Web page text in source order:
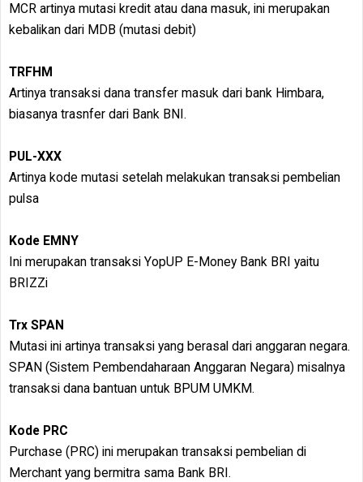
MCR artinya mutasi kredit atau dana masuk, ini merupakan
kebalikan dari MDB (mutasi debit)
TRFHM
Artinya transaksi dana transfer masuk dari bank Himbara,
biasanya trasnfer dari Bank BNI.
PUL-XXX
Artinya kode mutasi setelah melakukan transaksi pembelian
pulsa
Kode EMNY
Ini merupakan transaksi YopUP E-Money Bank BRI yaitu
BRIZZi
Trx SPAN
Mutasi ini artinya transaksi yang berasal dari anggaran negara.
SPAN (Sistem Pembendaharaan Anggaran Negara) misalnya
transaksi dana bantuan untuk BPUM UMKM.
Kode PRC
Purchase (PRC) ini merupakan transaksi pembelian di
Merchant yang bermitra sama Bank BRI.